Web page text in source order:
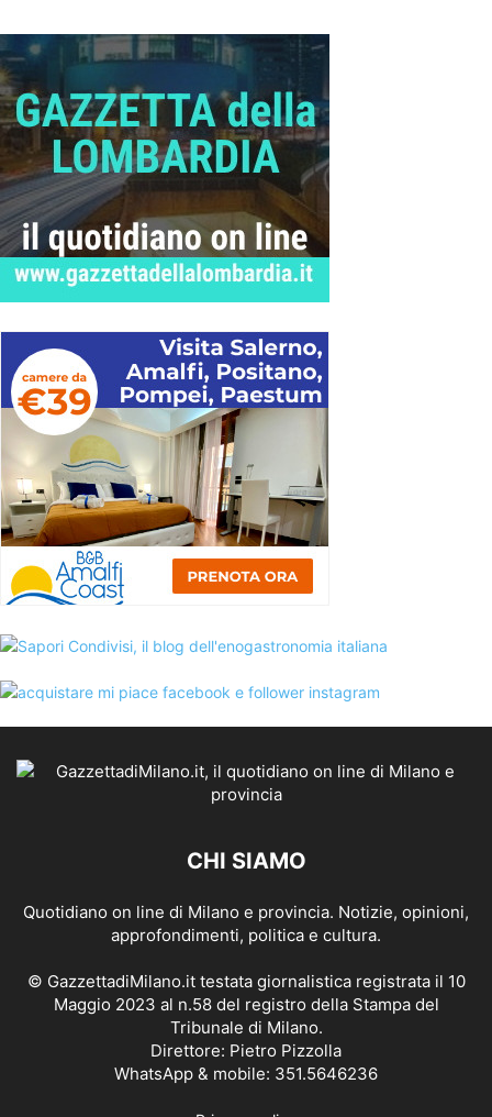
CHI SIAMO
Quotidiano on line di Milano e provincia. Notizie, opinioni,
approfondimenti, politica e cultura.
© GazzettadiMilano.it testata giornalistica registrata il 10
Maggio 2023 al n.58 del registro della Stampa del
Tribunale di Milano.
Direttore: Pietro Pizzolla
WhatsApp & mobile: 351.5646236